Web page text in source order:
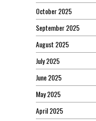
October 2025
September 2025
August 2025
July 2025
June 2025
May 2025
April 2025